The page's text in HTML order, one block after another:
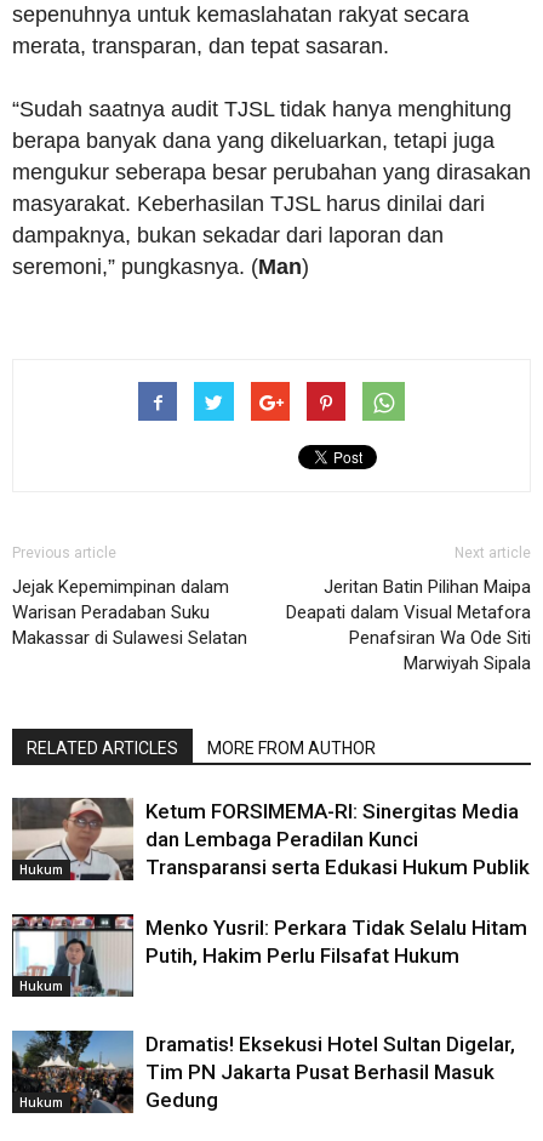
sepenuhnya untuk kemaslahatan rakyat secara
merata, transparan, dan tepat sasaran.
“Sudah saatnya audit TJSL tidak hanya menghitung
berapa banyak dana yang dikeluarkan, tetapi juga
mengukur seberapa besar perubahan yang dirasakan
masyarakat. Keberhasilan TJSL harus dinilai dari
dampaknya, bukan sekadar dari laporan dan
seremoni,” pungkasnya. (Man)
Previous article
Jejak Kepemimpinan dalam
Warisan Peradaban Suku
Makassar di Sulawesi Selatan
Next article
Jeritan Batin Pilihan Maipa
Deapati dalam Visual Metafora
Penafsiran Wa Ode Siti
Marwiyah Sipala
RELATED ARTICLES MORE FROM AUTHOR
Hukum
Ketum FORSIMEMA-RI: Sinergitas Media
dan Lembaga Peradilan Kunci
Transparansi serta Edukasi Hukum Publik
Hukum
Menko Yusril: Perkara Tidak Selalu Hitam
Putih, Hakim Perlu Filsafat Hukum
Hukum
Dramatis! Eksekusi Hotel Sultan Digelar,
Tim PN Jakarta Pusat Berhasil Masuk
Gedung